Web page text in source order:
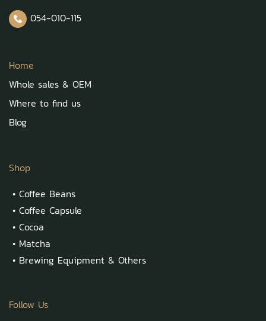
054-010-115
Home
Whole sales & OEM
Where to find us
Blog
Shop
• Coffee Beans
• Coffee Capsule
• Cocoa
• Matcha
• Brewing Equipment & Others
Follow Us